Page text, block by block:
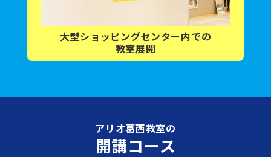
大型ショッピングセンター内での
教室展開
アリオ葛西教室の
開講コース